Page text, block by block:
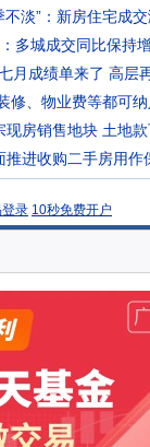
不淡”：新房住宅成
月成绩单来了 高层
修、物业费等都可
现房销售地块 土地